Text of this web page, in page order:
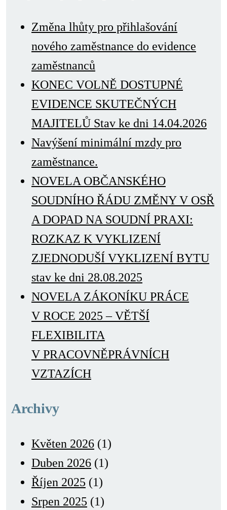
Změna lhůty pro přihlašování
nového zaměstnance do evidence
zaměstnanců
KONEC VOLNĚ DOSTUPNÉ
EVIDENCE SKUTEČNÝCH
MAJITELŮ Stav ke dni 14.04.2026
Navýšení minimální mzdy pro
zaměstnance.
NOVELA OBČANSKÉHO
SOUDNÍHO ŘÁDU ZMĚNY V OSŘ
A DOPAD NA SOUDNÍ PRAXI:
ROZKAZ K VYKLIZENÍ
ZJEDNODUŠÍ VYKLIZENÍ BYTU
stav ke dni 28.08.2025
NOVELA ZÁKONÍKU PRÁCE
V ROCE 2025 – VĚTŠÍ
FLEXIBILITA
V PRACOVNĚPRÁVNÍCH
VZTAZÍCH
Archivy
Květen 2026 (1)
Duben 2026 (1)
Říjen 2025 (1)
Srpen 2025 (1)